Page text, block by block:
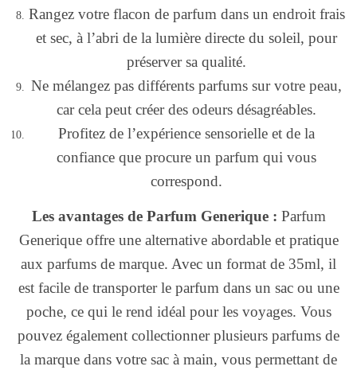
Rangez votre flacon de parfum dans un endroit frais
et sec, à l’abri de la lumière directe du soleil, pour
préserver sa qualité.
Ne mélangez pas différents parfums sur votre peau,
car cela peut créer des odeurs désagréables.
Profitez de l’expérience sensorielle et de la
confiance que procure un parfum qui vous
correspond.
Les avantages de Parfum Generique : Parfum
Generique offre une alternative abordable et pratique
aux parfums de marque. Avec un format de 35ml, il
est facile de transporter le parfum dans un sac ou une
poche, ce qui le rend idéal pour les voyages. Vous
pouvez également collectionner plusieurs parfums de
la marque dans votre sac à main, vous permettant de